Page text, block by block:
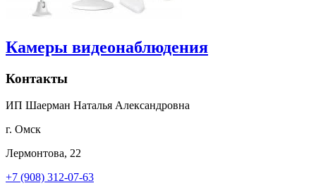
Камеры видеонаблюдения
Контакты
ИП Шаерман Наталья Александровна
г. Омск
Лермонтова, 22
+7 (908) 312-07-63